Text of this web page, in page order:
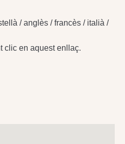
/ anglès / francès / italià /
clic en aquest enllaç.